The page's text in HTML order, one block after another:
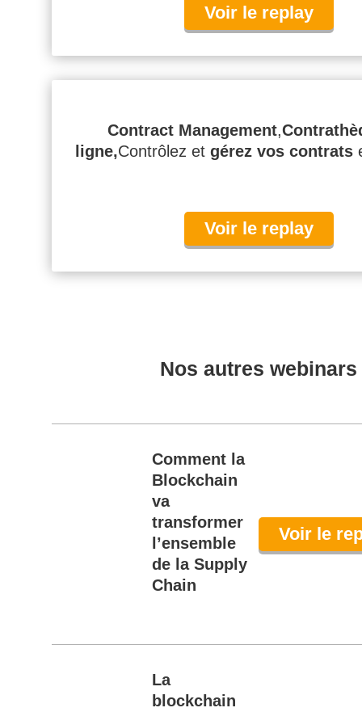
Voir le replay
Contract Management,
ligne,Contrôlez et gérez vos contrats
Voir le replay
Nos autres webinars
Comment la
Blockchain
va
transformer
l’ensemble
de la Supply
Chain
Voir le
La
blockchain